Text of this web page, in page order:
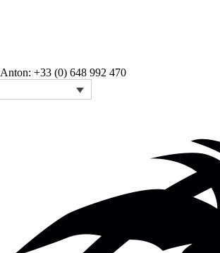
Anton: +33 (0) 648 992 470